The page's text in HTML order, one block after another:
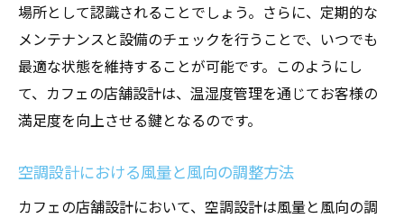
場所として認識されることでしょう。さらに、定期的な
メンテナンスと設備のチェックを行うことで、いつでも
最適な状態を維持することが可能です。このようにし
て、カフェの店舗設計は、温湿度管理を通じてお客様の
満足度を向上させる鍵となるのです。
空調設計における風量と風向の調整方法
カフェの店舗設計において、空調設計は風量と風向の調